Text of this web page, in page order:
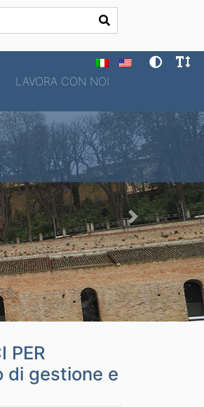
LAVORA CON NOI
Next
PER
di gestione e